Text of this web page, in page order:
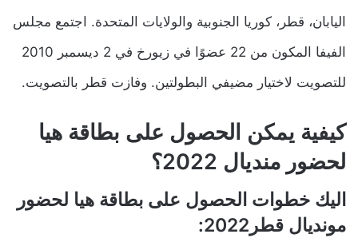
اليابان، قطر، كوريا الجنوبية والولايات المتحدة. اجتمع مجلس
الفيفا المكون من 22 عضوًا في زيورخ في 2 ديسمبر 2010
للتصويت لاختيار مضيفي البطولتين. وفازت قطر بالتصويت.
كيفية يمكن الحصول على بطاقة هيا
لحضور منديال 2022؟
اليك خطوات الحصول على بطاقة هيا لحضور
مونديال قطر2022: